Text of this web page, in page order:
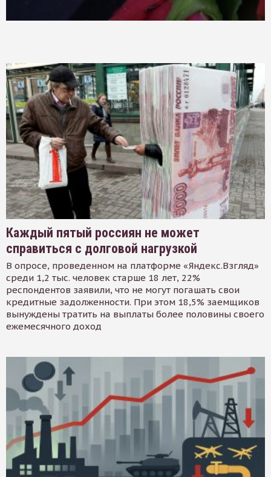
Каждый пятый россиян не может
справиться с долговой нагрузкой
В опросе, проведенном на платформе «Яндекс.Взгляд»
среди 1,2 тыс. человек старше 18 лет, 22%
респондентов заявили, что не могут погашать свои
кредитные задолженности. При этом 18,5% заемщиков
вынуждены тратить на выплаты более половины своего
ежемесячного доход